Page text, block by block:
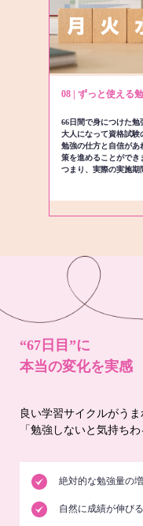
08 | ずっと使える
66日間で身につけた勉
大人になって資格試験
勉強の仕方と自信があ
策を進めることができ
つまり、実際の実施期
“67日目”に
本当の変化を実感
良い学習サイクルがう
「勉強しないと気持ちわ
絶対的な勉強量の
自然に成績が伸び